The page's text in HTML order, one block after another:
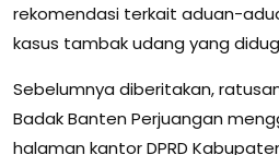
rekomendasi terkait aduan-
kasus tambak udang yang
Sebelumnya diberitakan,
Badak Banten Perjuangan
halaman kantor DPRD